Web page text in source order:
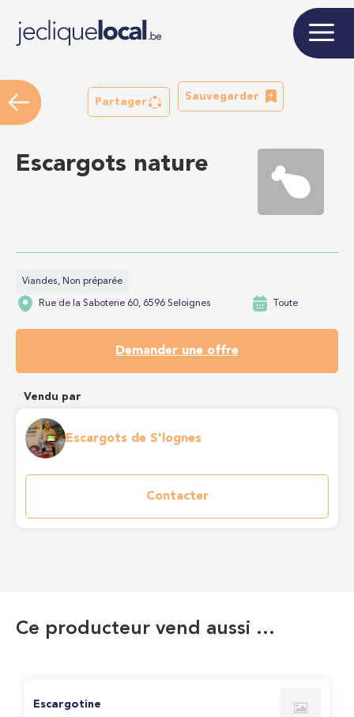
Partager
Sauvegarder
Escargots nature
Viandes, Non préparée
Rue de la Saboterie 60, 6596 Seloignes Toute
Demander une offre
Vendu par
Escargots de S'lognes
Contacter
Ce producteur vend aussi …
Escargotine